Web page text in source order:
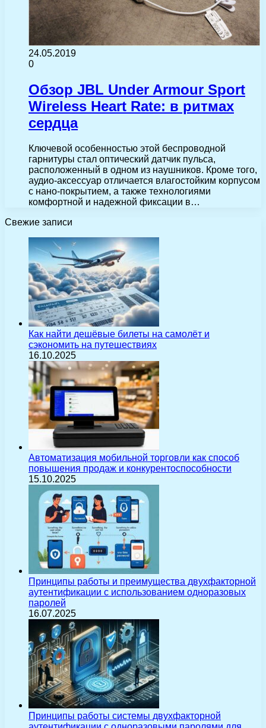
24.05.2019
0
Обзор JBL Under Armour Sport
Wireless Heart Rate: в ритмах
сердца
Ключевой особенностью этой беспроводной
гарнитуры стал оптический датчик пульса,
расположенный в одном из наушников. Кроме того,
аудио-аксессуар отличается влагостойким корпусом
с нано-покрытием, а также технологиями
комфортной и надежной фиксации в…
Свежие записи
Как найти дешёвые билеты на самолёт и
сэкономить на путешествиях
16.10.2025
Автоматизация мобильной торговли как способ
повышения продаж и конкурентоспособности
15.10.2025
Принципы работы и преимущества двухфакторной
аутентификации с использованием одноразовых
паролей
16.07.2025
Принципы работы системы двухфакторной